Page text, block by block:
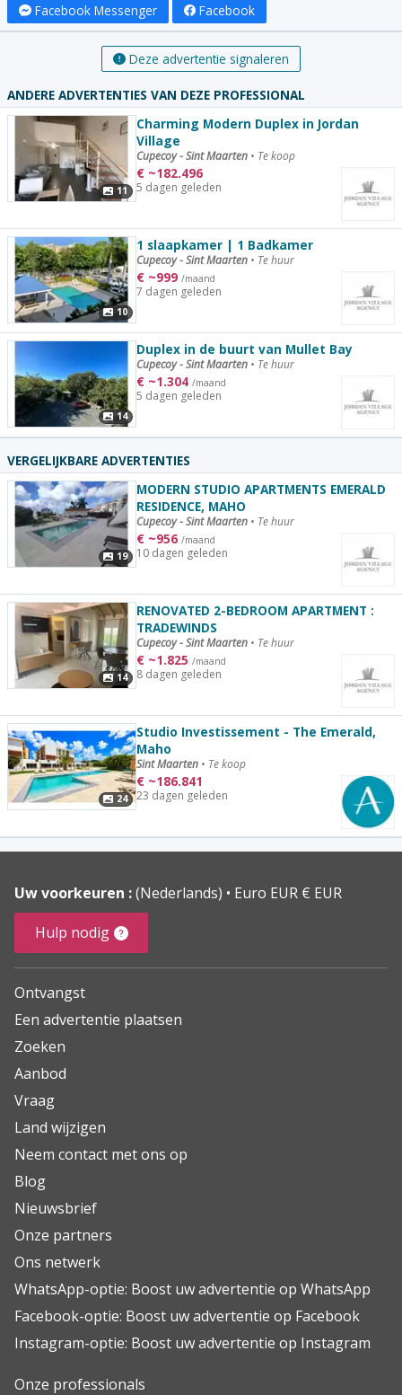
Facebook Messenger
Facebook
Deze advertentie signaleren
ANDERE ADVERTENTIES VAN DEZE PROFESSIONAL
11
Charming Modern Duplex in Jordan
Village
Cupecoy - Sint Maarten • Te koop
€ ~182.496
5 dagen geleden
10
1 slaapkamer | 1 Badkamer
Cupecoy - Sint Maarten • Te huur
€ ~999 /maand
7 dagen geleden
14
Duplex in de buurt van Mullet Bay
Cupecoy - Sint Maarten • Te huur
€ ~1.304 /maand
5 dagen geleden
VERGELIJKBARE ADVERTENTIES
19
MODERN STUDIO APARTMENTS EMERALD
RESIDENCE, MAHO
Cupecoy - Sint Maarten • Te huur
€ ~956 /maand
10 dagen geleden
14
RENOVATED 2-BEDROOM APARTMENT :
TRADEWINDS
Cupecoy - Sint Maarten • Te huur
€ ~1.825 /maand
8 dagen geleden
24
Studio Investissement - The Emerald,
Maho
Sint Maarten • Te koop
€ ~186.841
23 dagen geleden
Uw voorkeuren :(Nederlands)
Euro EUR € EUR
Hulp nodig
Ontvangst
Een advertentie plaatsen
Zoeken
Aanbod
Vraag
Land wijzigen
Neem contact met ons op
Blog
Nieuwsbrief
Onze partners
Ons netwerk
WhatsApp-optie: Boost uw advertentie op WhatsApp
Facebook-optie: Boost uw advertentie op Facebook
Instagram-optie: Boost uw advertentie op Instagram
Onze professionals